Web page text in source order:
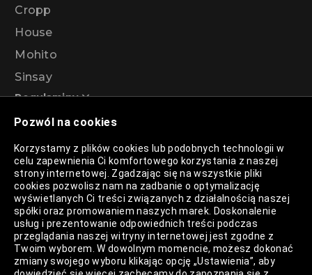
Pozwól na cookies
Korzystamy z plików cookies lub podobnych technologii w
celu zapewnienia Ci komfortowego korzystania z naszej
strony internetowej. Zgadzając się na wszystkie pliki
cookies pozwolisz nam na zadbanie o optymalizację
wyświetlanych Ci treści związanych z działalnością naszej
spółki oraz promowaniem naszych marek. Doskonalenie
usług i prezentowanie odpowiednich treści podczas
przeglądania naszej witryny internetowej jest zgodne z
Twoim wyborem. W dowolnym momencie, możesz dokonać
zmiany swojego wyboru klikając opcję „Ustawienia”, aby
Cropp
House
Mohito
Sinsay
Regulaminy
Regulamin akcji promocyjnej – Program
rabatowy 99%
Polityka Prywatności
Polityka Plików Cookies
Lista Plików Cookies